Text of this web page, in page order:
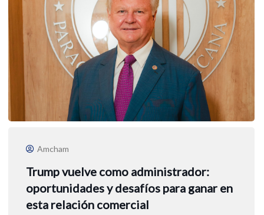
Amcham
Trump vuelve como administrador:
oportunidades y desafíos para ganar en
esta relación comercial